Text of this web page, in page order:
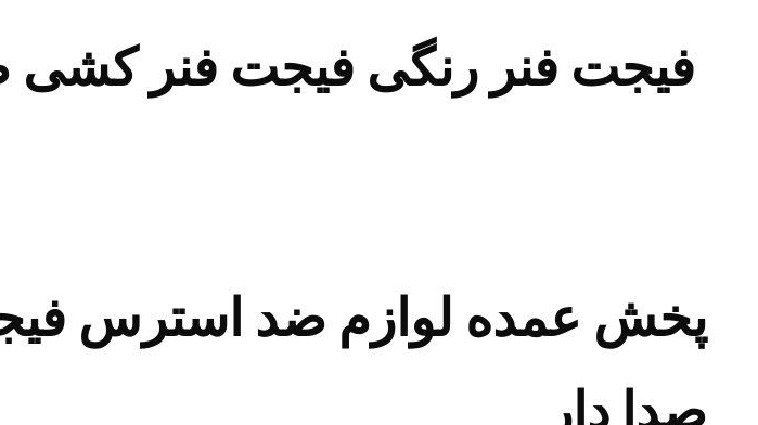
فیجت فنر رنگی فیجت فنر کشی
پخش عمده لوازم ضد استرس